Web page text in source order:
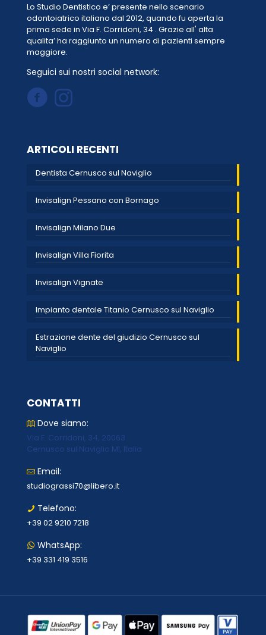
Lo Studio Dentistico e’ presente nello scenario
odontoiatrico italiano dal 2012, quando fu aperta la
prima sede in Via F. Corridoni, 34 . Grazie all' alta
qualita’ ha raggiunto un numero di pazienti sempre
maggiore.
Seguici sui nostri social network:
ARTICOLI RECENTI
Dentista Cernusco sul Naviglio
Invisalign Pessano con Bornago
Invisalign Milano Due
Invisalign Villa Fiorita
Invisalign Vignate
Impianto dentale Titanio Cernusco sul Naviglio
Estrazione dente del giudizio Cernusco sul
Naviglio
CONTATTI
Dove siamo:
Via F. Corridoni, 34, 20063
Cernusco sul Naviglio MI, Italia
Email:
studiograssi70@libero.it
Telefono:
+39 02 9210 7218
WhatsApp:
+39 331 419 3516